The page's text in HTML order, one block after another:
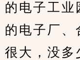
的电子工业
的电子厂、
很大，没多